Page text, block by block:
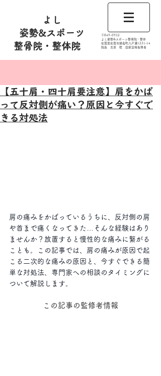
よし
姿勢&スポーツ
整骨院・整体院
​〒849-0932
よし姿勢&スポーツ整骨院・整体
佐賀県佐賀市鍋島町八戸溝1231‐14
​​院長 吉原 稔​ 国家資格取得者
【五十肩・四十肩要注意】肩をかば
って反対側が痛い？原因と今すぐで
きる対処法
肩の痛みをかばっているうちに、反対側の肩
や首まで痛くなってきた…そんな経験はあり
ませんか？放置すると慢性的な痛みに繋がる
ことも。この記事では、肩の痛みが原因で起
こる二次的な痛みの原因と、今すぐできる簡
単な対処法、専門家への相談のタイミングに
ついて解説します。
この記事の監修者情報